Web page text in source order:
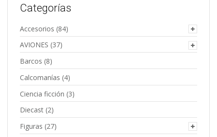
Categorías
Accesorios (84)
AVIONES (37)
Barcos (8)
Calcomanías (4)
Ciencia ficción (3)
Diecast (2)
Figuras (27)